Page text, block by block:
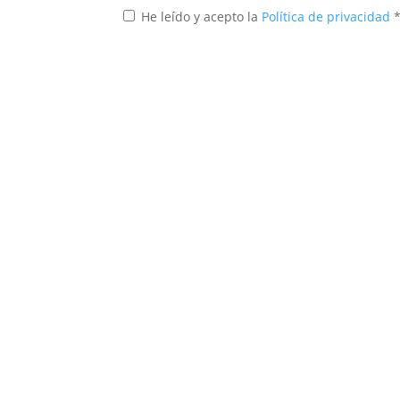
He leído y acepto la Política de privacidad